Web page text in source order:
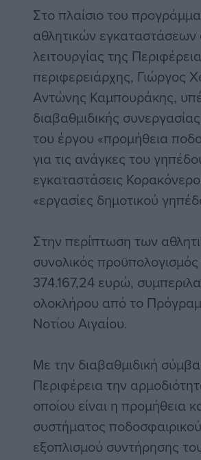
Στο πλαίσιο του
αθλητικών εγκαταστάσεων
λειτουργίας της
περιφερειάρχης, Γιώργος
Αντώνης Καμπουράκης,
διαβαθμιδικής
του έργου «προμήθεια
για τις ανάγκες του
εγκαταστάσεις
«εργασίες δημοτικού
Στην περίπτωση των
συνολικός
374.167,24 ευρώ,
ολοκλήρου από το
Νοτίου Αιγαίου.
Με την διαβαθμιδική
Περιφέρεια την
οποίου είναι η προμήθεια
συστήματος
εξοπλισμού συντήρησης